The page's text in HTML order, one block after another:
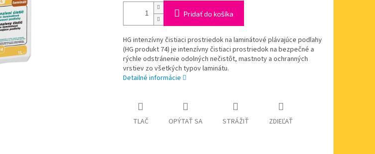
Pridať do košíka
HG intenzívny čistiaci prostriedok na laminátové plávajúce podlahy
(HG produkt 74) je intenzívny čistiaci prostriedok na bezpečné a
rýchle odstránenie odolných nečistôt, mastnoty a ochranných
vrstiev zo všetkých typov laminátu.
Detailné informácie
TLAČ OPÝTAŤ SA STRÁŽIŤ ZDIEĽAŤ